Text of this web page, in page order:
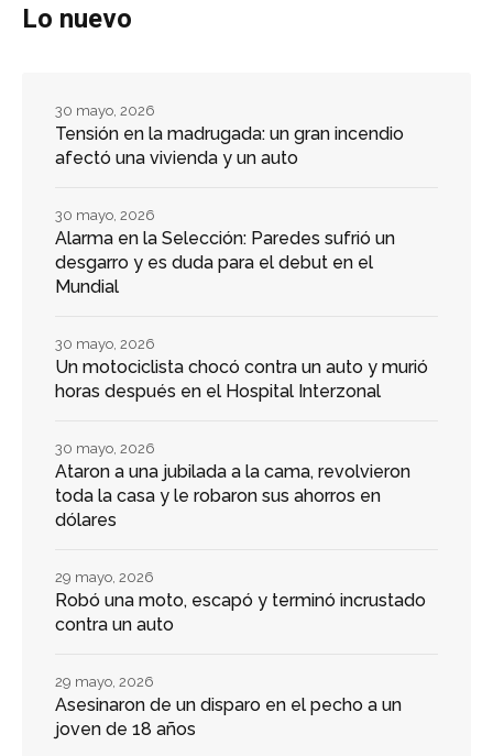
Lo nuevo
Tensión en la madrugada: un gran incendio
afectó una vivienda y un auto
30 mayo, 2026
Alarma en la Selección: Paredes sufrió un
desgarro y es duda para el debut en el
Mundial
30 mayo, 2026
Un motociclista chocó contra un auto y murió
horas después en el Hospital Interzonal
30 mayo, 2026
Ataron a una jubilada a la cama, revolvieron
toda la casa y le robaron sus ahorros en
dólares
30 mayo, 2026
Robó una moto, escapó y terminó incrustado
contra un auto
29 mayo, 2026
Asesinaron de un disparo en el pecho a un
joven de 18 años
29 mayo, 2026